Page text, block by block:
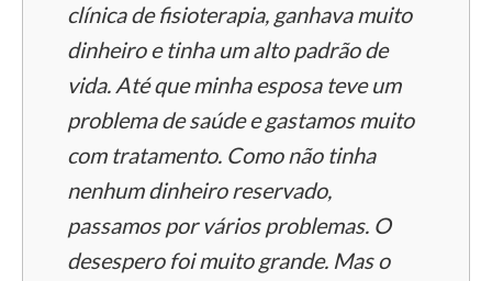
clínica de fisioterapia, ganhava muito
dinheiro e tinha um alto padrão de
vida. Até que minha esposa teve um
problema de saúde e gastamos muito
com tratamento. Como não tinha
nenhum dinheiro reservado,
passamos por vários problemas. O
desespero foi muito grande. Mas o